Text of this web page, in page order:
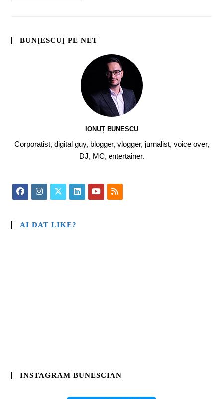
BUN[ESCU] PE NET
IONUȚ BUNESCU
Corporatist, digital guy, blogger, vlogger, jurnalist, voice over,
DJ, MC, entertainer.
AI DAT LIKE?
INSTAGRAM BUNESCIAN